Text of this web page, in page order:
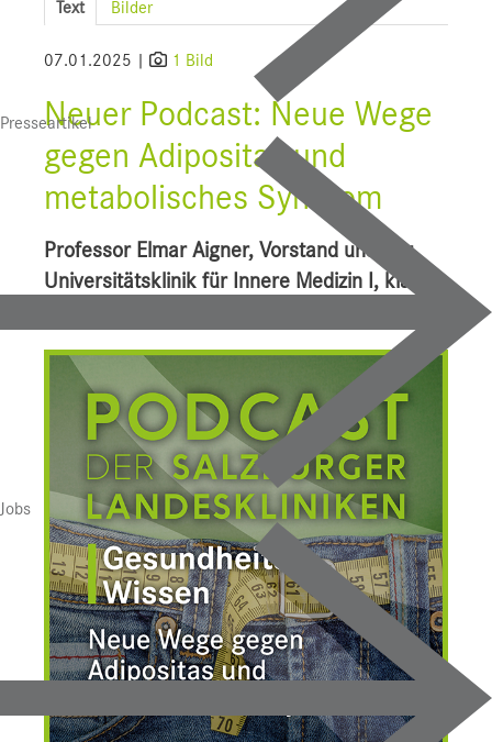
Presseartikel
Jobs
UI f. Sportmedizin
Presse
Pressebilder
Pressekontakt
Text Bilder
07.01.2025 | 1 Bild
Neuer Podcast: Neue Wege
gegen Adipositas und
metabolisches Syndrom
Professor Elmar Aigner, Vorstand unserer
Universitätsklinik für Innere Medizin I, klärt